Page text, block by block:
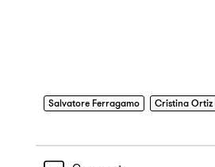
Salvatore Ferragamo Cristina Ortiz